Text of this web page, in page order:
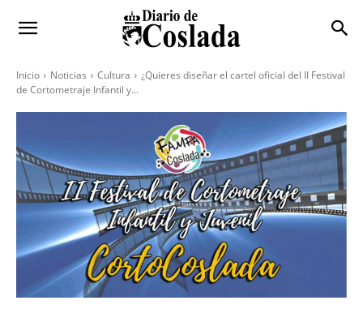
Inicio Noticias Cultura
¿Quieres diseñar el cartel oficial del II Festival
de Cortometraje Infantil y...